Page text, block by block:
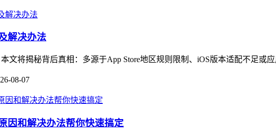
解决办法
文将揭秘背后真相：多源于App Store地区规则限制、iOS版本适配不足或
08-07
因和解决办法帮你快速搞定